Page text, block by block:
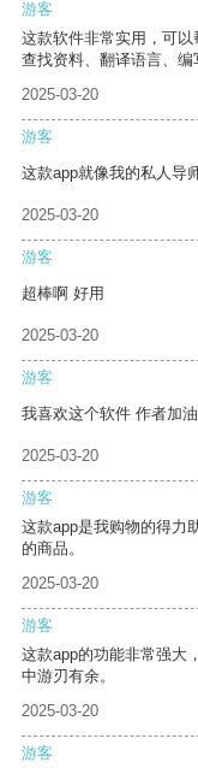
游客
这款软件非常实用，可
查找资料、翻译语言、编
2025-03-20
游客
这款app就像我的私人导
2025-03-20
游客
超棒啊 好用
2025-03-20
游客
我喜欢这个软件 作者加油
2025-03-20
游客
这款app是我购物的得力
的商品。
2025-03-20
游客
这款app的功能非常强大
中游刃有余。
2025-03-20
游客